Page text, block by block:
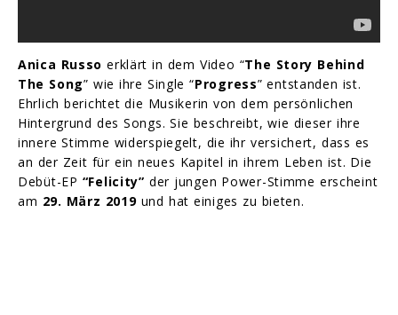
Anica Russo erklärt in dem Video “The Story Behind
The Song” wie ihre Single “Progress” entstanden ist.
Ehrlich berichtet die Musikerin von dem persönlichen
Hintergrund des Songs. Sie beschreibt, wie dieser ihre
innere Stimme widerspiegelt, die ihr versichert, dass es
an der Zeit für ein neues Kapitel in ihrem Leben ist. Die
Debüt-EP “Felicity” der jungen Power-Stimme erscheint
am 29. März 2019 und hat einiges zu bieten.